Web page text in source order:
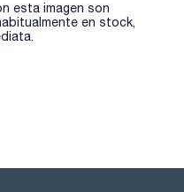
esta imagen son
en stock,